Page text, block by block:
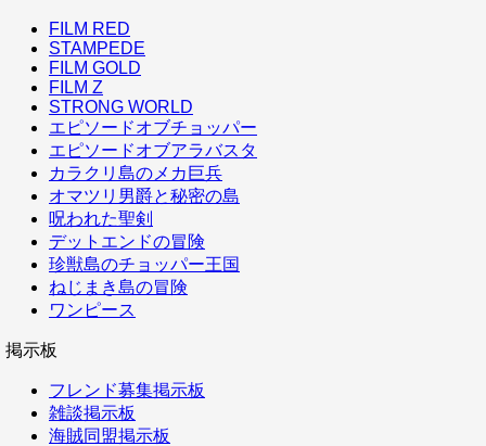
FILM RED
STAMPEDE
FILM GOLD
FILM Z
STRONG WORLD
エピソードオブチョッパー
エピソードオブアラバスタ
カラクリ島のメカ巨兵
オマツリ男爵と秘密の島
呪われた聖剣
デットエンドの冒険
珍獣島のチョッパー王国
ねじまき島の冒険
ワンピース
掲示板
フレンド募集掲示板
雑談掲示板
海賊同盟掲示板